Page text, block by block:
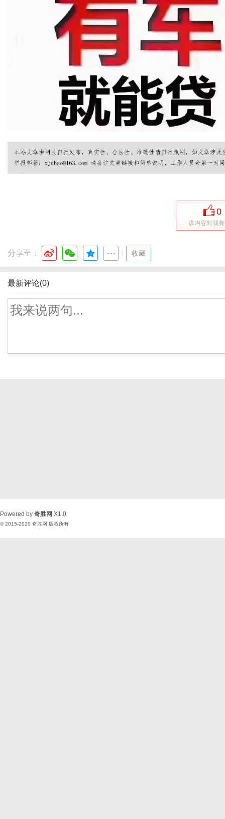
0
该内容对我
分享至： 收藏
最新评论(0)
Powered by 奇胜网 X1.0
© 2015-2020 奇胜网 版权所有